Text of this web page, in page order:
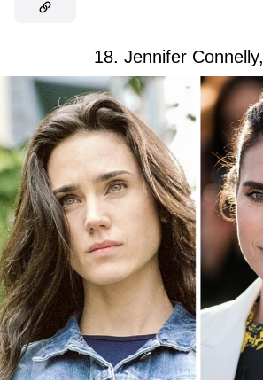
18. Jennifer Connelly,